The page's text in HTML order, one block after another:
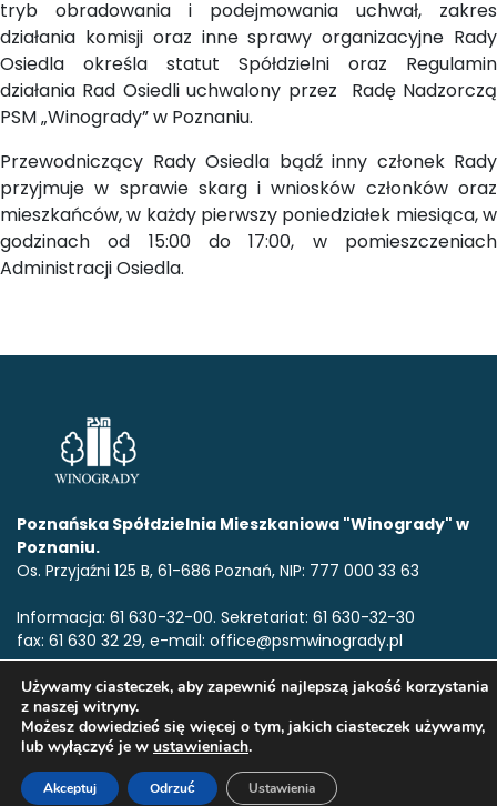
tryb obradowania i podejmowania uchwał, zakres
działania komisji oraz inne sprawy organizacyjne Rady
Osiedla określa statut Spółdzielni oraz Regulamin
działania Rad Osiedli uchwalony przez Radę Nadzorczą
PSM „Winogrady” w Poznaniu.
Przewodniczący Rady Osiedla bądź inny członek Rady
przyjmuje w sprawie skarg i wniosków członków oraz
mieszkańców, w każdy pierwszy poniedziałek miesiąca, w
godzinach od 15:00 do 17:00, w pomieszczeniach
Administracji Osiedla.
Poznańska Spółdzielnia Mieszkaniowa "Winogrady" w
Poznaniu.
Os. Przyjaźni 125 B, 61-686 Poznań, NIP: 777 000 33 63
Informacja: 61 630-32-00. Sekretariat: 61 630-32-30
fax: 61 630 32 29, e-mail: office@psmwinogrady.pl
www.psmwinogrady.pl
zastrzeżone.All rights reserved.
Używamy ciasteczek, aby zapewnić najlepszą jakość korzystania
z naszej witryny.
Możesz dowiedzieć się więcej o tym, jakich ciasteczek używamy,
lub wyłączyć je w ustawieniach.
Akceptuj Odrzuć Ustawienia